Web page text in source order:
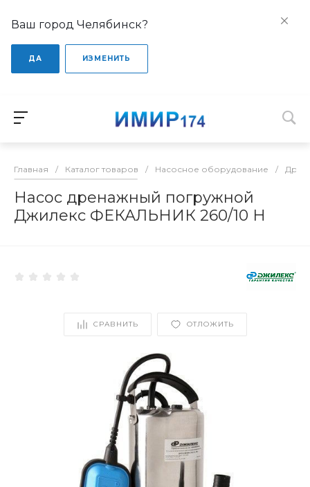
Ваш город Челябинск?
ДА ИЗМЕНИТЬ
Главная / Каталог товаров / Насосное оборудование /
Насос дренажный погружной
Джилекс ФЕКАЛЬНИК 260/10 Н
СРАВНИТЬ ОТЛОЖИТЬ